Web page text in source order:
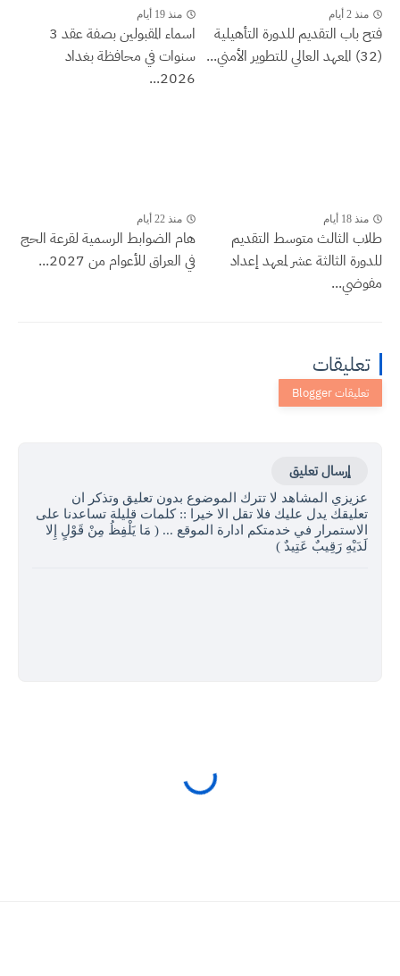
منذ 2 أيام
فتح باب التقديم للدورة التأهيلية
(32) المعهد العالي للتطوير الأمني...
منذ 19 أيام
اسماء المقبولين بصفة عقد 3
سنوات في محافظة بغداد
2026...
منذ 18 أيام
طلاب الثالث متوسط التقديم
للدورة الثالثة عشر لمعهد إعداد
مفوضي...
منذ 22 أيام
هام الضوابط الرسمية لقرعة الحج
في العراق للأعوام من 2027...
تعليقات
إرسال تعليق
عزيزي المشاهد لا تترك الموضوع بدون تعليق وتذكر ان
تعليقك يدل عليك فلا تقل الا خيرا :: كلمات قليلة تساعدنا على
الاستمرار في خدمتكم ادارة الموقع ... ( مَا يَلْفِظُ مِنْ قَوْلٍ إِلا
لَدَيْهِ رَقِيبٌ عَتِيدٌ )